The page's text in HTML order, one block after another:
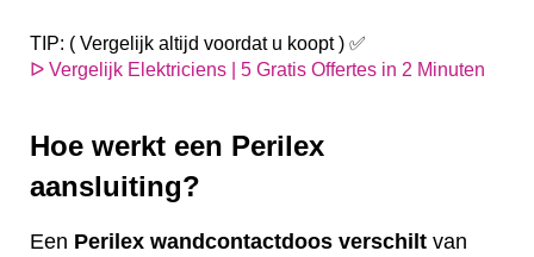
TIP: ( Vergelijk altijd voordat u koopt ) ✅
ᐅ Vergelijk Elektriciens | 5 Gratis Offertes in 2 Minuten
Hoe werkt een Perilex
aansluiting?
Een Perilex wandcontactdoos verschilt van